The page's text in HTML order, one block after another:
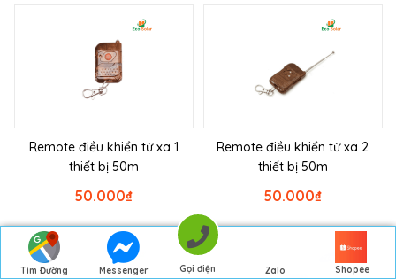
Tìm Đường
Messenger Gọi điện Zalo Shopee
Remote điều khiển từ xa 1
thiết bị 50m
₫
50.000
Remote điều khiển từ xa 2
thiết bị 50m
₫
50.000